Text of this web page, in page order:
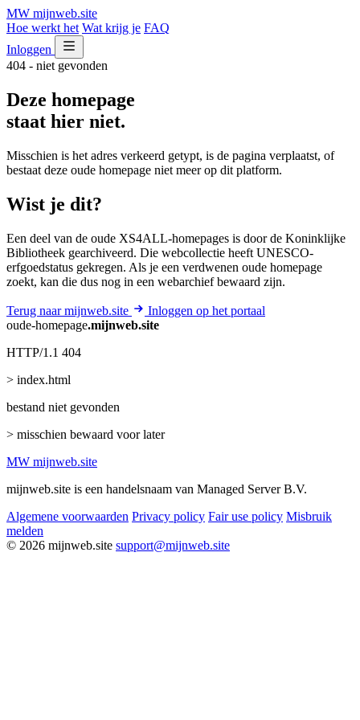
MW mijnweb.site
Hoe werkt het Wat krijg je FAQ
Inloggen
404 - niet gevonden
Deze homepage
staat hier niet.
Misschien is het adres verkeerd getypt, is de pagina verplaatst, of
bestaat deze oude homepage niet meer op dit platform.
Wist je dit?
Een deel van de oude XS4ALL-homepages is door de Koninklijke
Bibliotheek gearchiveerd. Die webcollectie heeft UNESCO-
erfgoedstatus gekregen. Als je een verdwenen oude homepage
zoekt, kan die dus nog in een webarchief bewaard zijn.
Terug naar mijnweb.site
Inloggen op het portaal
oude-homepage.mijnweb.site
HTTP/1.1 404
> index.html
bestand niet gevonden
> misschien bewaard voor later
MW mijnweb.site
mijnweb.site is een handelsnaam van Managed Server B.V.
Algemene voorwaarden Privacy policy Fair use policy Misbruik
melden
© 2026 mijnweb.site support@mijnweb.site